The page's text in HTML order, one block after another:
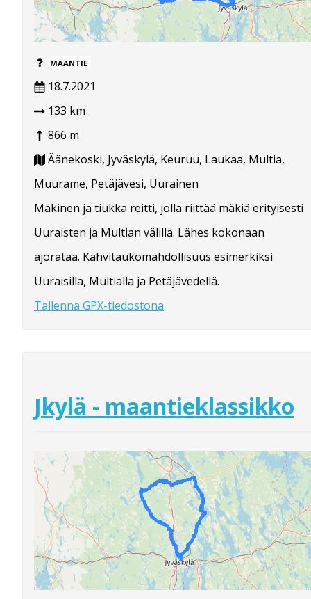
MAANTIE
18.7.2021
133 km
866 m
Äänekoski, Jyväskylä, Keuruu, Laukaa, Multia,
Muurame, Petäjävesi, Uurainen
Mäkinen ja tiukka reitti, jolla riittää mäkiä erityisesti
Uuraisten ja Multian välillä. Lähes kokonaan
ajorataa. Kahvitaukomahdollisuus esimerkiksi
Uuraisilla, Multialla ja Petäjävedellä.
Tallenna GPX-tiedostona
Jkylä - maantieklassikko